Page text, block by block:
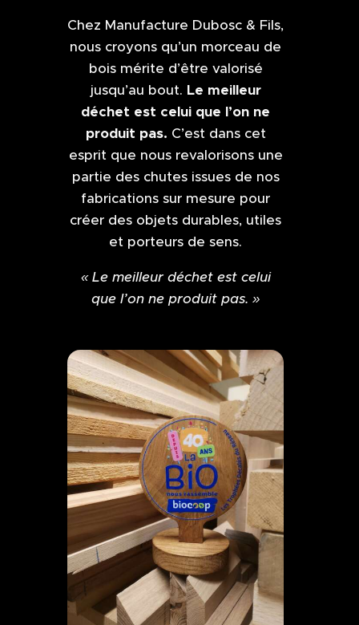
Chez Manufacture Dubosc & Fils,
nous croyons qu’un morceau de
bois mérite d’être valorisé
jusqu’au bout. Le meilleur
déchet est celui que l’on ne
produit pas. C’est dans cet
esprit que nous revalorisons une
partie des chutes issues de nos
fabrications sur mesure pour
créer des objets durables, utiles
et porteurs de sens.
« Le meilleur déchet est celui
que l’on ne produit pas. »